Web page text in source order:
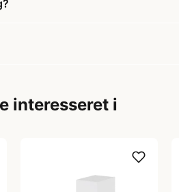
interesseret i